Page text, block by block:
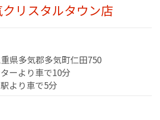
リスタルタウン店
県多気郡多気町仁田750
ーより車で10分
より車で5分